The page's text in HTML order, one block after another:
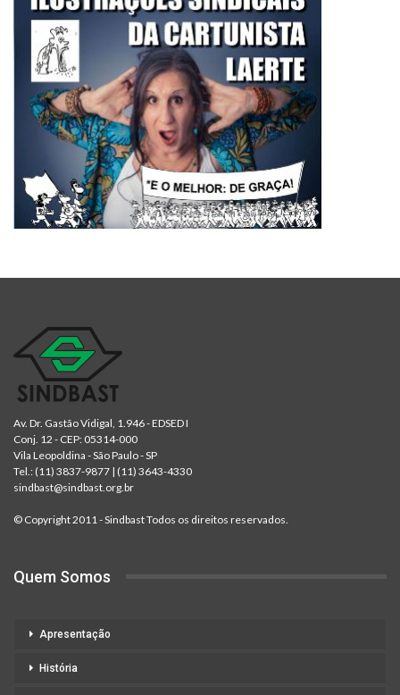
Av. Dr. Gastão Vidigal, 1.946 - EDSED I
Conj. 12 - CEP: 05314-000
Vila Leopoldina - São Paulo - SP
Tel.: (11) 3837-9877 | (11) 3643-4330
sindbast@sindbast.org.br
© Copyright 2011 - Sindbast Todos os direitos reservados.
Quem Somos
Apresentação
História